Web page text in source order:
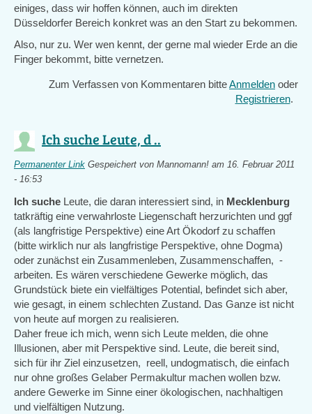
einiges, dass wir hoffen können, auch im direkten
Düsseldorfer Bereich konkret was an den Start zu bekommen.
Also, nur zu. Wer wen kennt, der gerne mal wieder Erde an die
Finger bekommt, bitte vernetzen.
Zum Verfassen von Kommentaren bitteAnmelden oder
Registrieren.
Ich suche Leute, d ..
Permanenter Link Gespeichert von Mannomann! am 16. Februar 2011
- 16:53
Ich suche Leute, die daran interessiert sind, in Mecklenburg
tatkräftig eine verwahrloste Liegenschaft herzurichten und ggf
(als langfristige Perspektive) eine Art Ökodorf zu schaffen
(bitte wirklich nur als langfristige Perspektive, ohne Dogma)
oder zunächst ein Zusammenleben, Zusammenschaffen, -
arbeiten. Es wären verschiedene Gewerke möglich, das
Grundstück biete ein vielfältiges Potential, befindet sich aber,
wie gesagt, in einem schlechten Zustand. Das Ganze ist nicht
von heute auf morgen zu realisieren.
Daher freue ich mich, wenn sich Leute melden, die ohne
Illusionen, aber mit Perspektive sind. Leute, die bereit sind,
sich für ihr Ziel einzusetzen, reell, undogmatisch, die einfach
nur ohne großes Gelaber Permakultur machen wollen bzw.
andere Gewerke im Sinne einer ökologischen, nachhaltigen
und vielfältigen Nutzung.